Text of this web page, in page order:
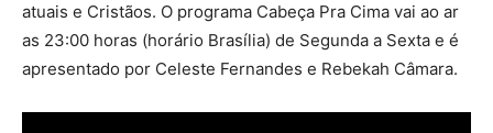
atuais e Cristãos. O programa Cabeça Pra Cima vai ao ar
as 23:00 horas (horário Brasília) de Segunda a Sexta e é
apresentado por Celeste Fernandes e Rebekah Câmara.